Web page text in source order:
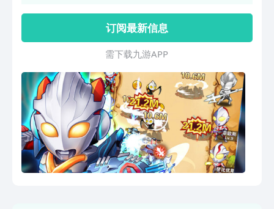
在这里与奥特曼一起打怪战斗，在这里回
忆经典，快来和奥特曼们一起营救小公举
吧！！！
订阅最新信息
需 下 载 九 游 A P P